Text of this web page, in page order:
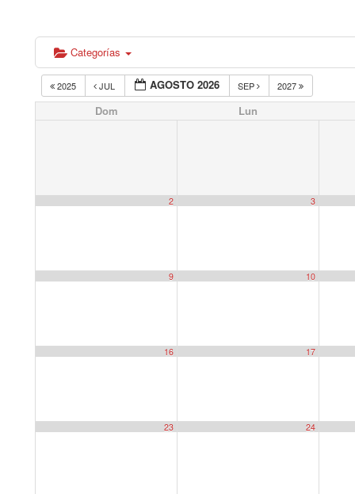
Categorías
2025 JUL AGOSTO 2026 SEP 2027
Dom Lun
2 3
9 10
16 17
23 24